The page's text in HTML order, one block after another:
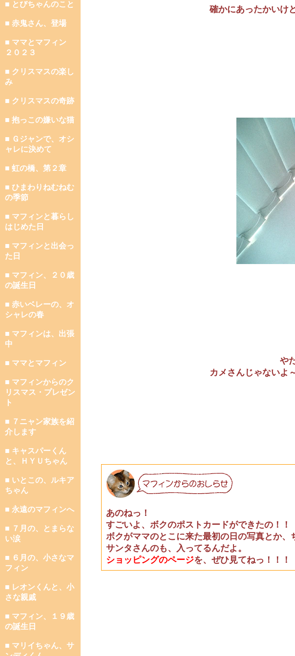
■ とびちゃんのこと
■ 赤鬼さん、登場
■ ママとマフィン
２０２３
■ クリスマスの楽し
み
■ クリスマスの奇跡
■ 抱っこの嫌いな猫
■ Ｇジャンで、オシ
ャレに決めて
■ 虹の橋、第２章
■ ひまわりねむねむ
の季節
■ マフィンと暮らし
はじめた日
■ マフィンと出会っ
た日
■ マフィン、２０歳
の誕生日
■ 赤いベレーの、オ
シャレの春
■ マフィンは、出張
中
■ ママとマフィン
■ マフィンからのク
リスマス・プレゼン
ト
■ ７ニャン家族を紹
介します
■ キャスパーくん
と、ＨＹＵちゃん
■ いとこの、ルキア
ちゃん
■ 永遠のマフィンへ
■ ７月の、とまらな
い涙
■ ６月の、小さなマ
フィン
■ レオンくんと、小
さな親戚
■ マフィン、１９歳
の誕生日
■ マリイちゃん、サ
確かにあったかいけど
や
カメさんじゃないよ～
あのねっ！
すごいよ、ボクのポストカードができたの！！
ボクがママのとこに来た最初の日の写真とか
サンタさんのも、入ってるんだよ。
ショッピングのページを、ぜひ見てねっ！！！